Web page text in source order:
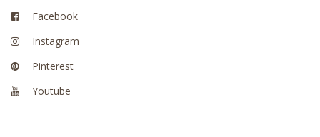
Facebook
Instagram
Pinterest
Youtube